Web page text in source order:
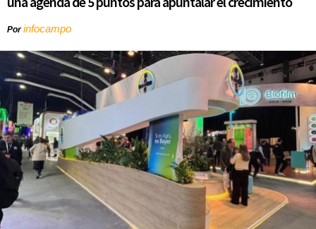
Porinfocampo